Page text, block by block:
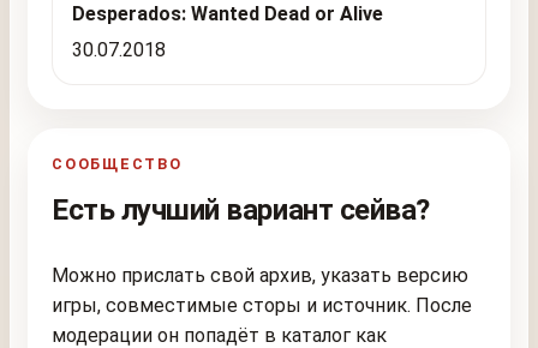
Desperados: Wanted Dead or Alive
30.07.2018
СООБЩЕСТВО
Есть лучший вариант сейва?
Можно прислать свой архив, указать версию
игры, совместимые сторы и источник. После
модерации он попадёт в каталог как